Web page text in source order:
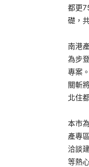
都更
礎，
南港
為步
專案
關斬
北住
本市
產專
洽談
等熱